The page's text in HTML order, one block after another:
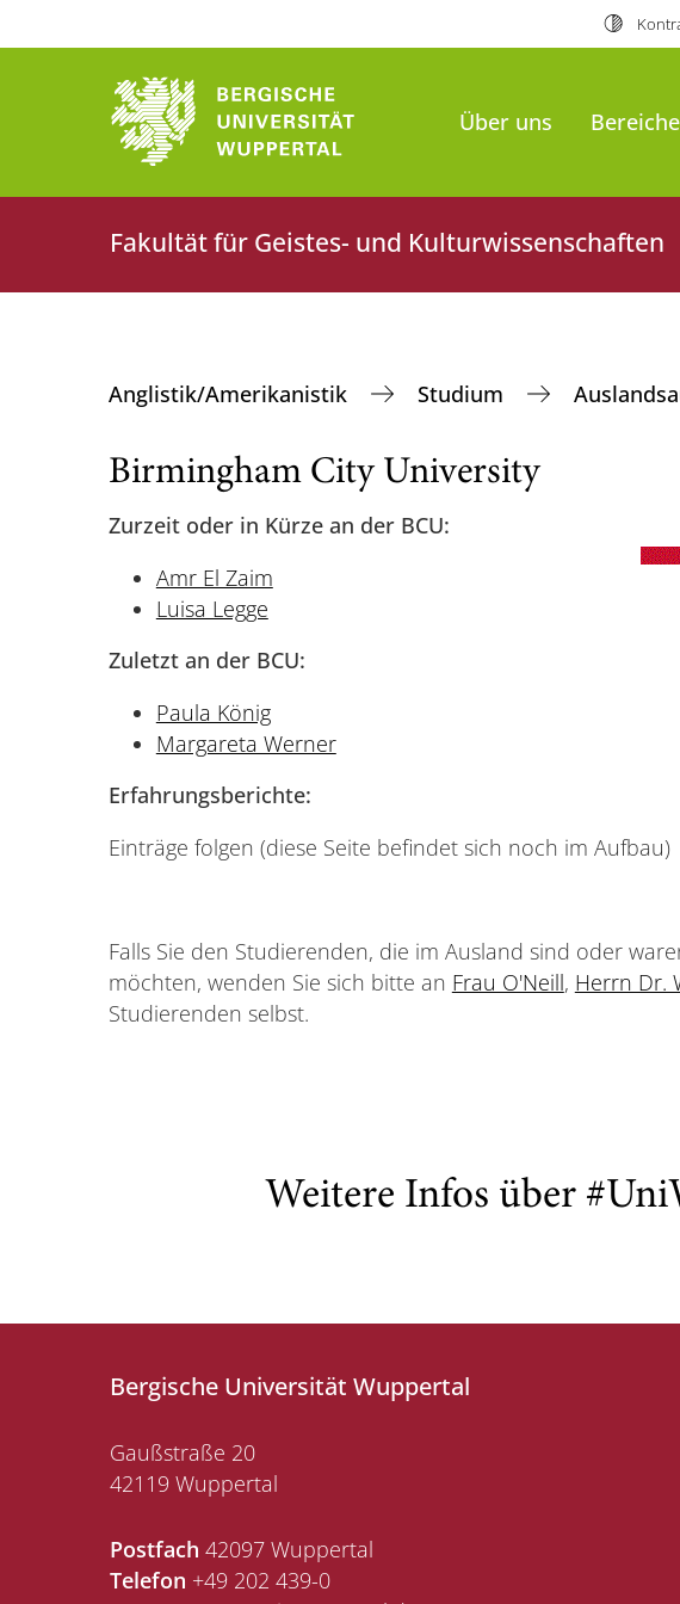
Über uns
Fakultät für Geistes- und Kulturwissenschaften
Anglistik/Amerikanistik Studium
Birmingham City University
Zurzeit oder in Kürze an der BCU:
Amr El Zaim
Luisa Legge
Zuletzt an der BCU:
Paula König
Margareta Werner
Erfahrungsberichte:
Einträge folgen (diese Seite befindet sich noch im Aufbau)
Falls Sie den Studierenden, die im Ausland sind oder
möchten, wenden Sie sich bitte an Frau O'Neill, Herrn Dr.
Studierenden selbst.
Weitere Infos über
Bergische Universität Wuppertal
Gaußstraße 20
42119 Wuppertal
Postfach 42097 Wuppertal
Telefon +49 202 439-0